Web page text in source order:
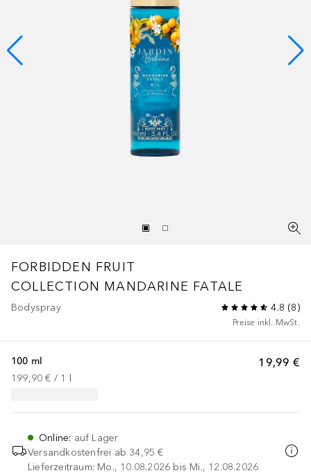
FORBIDDEN FRUIT
COLLECTION MANDARINE FATALE
Bodyspray 4.8 (8)
Preise inkl. MwSt.
19,99 €
100 ml
199,90 € / 1
Online: auf Lager
Versandkostenfrei ab 34,95 €
Lieferzeitraum: Mo., 10.08.2026 bis Mi., 12.08.2026